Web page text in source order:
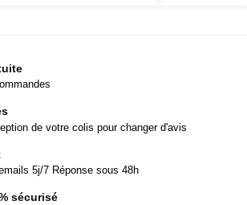
de votre colis pour changer d'avis
5j/7 Réponse sous 48h
sécurisé